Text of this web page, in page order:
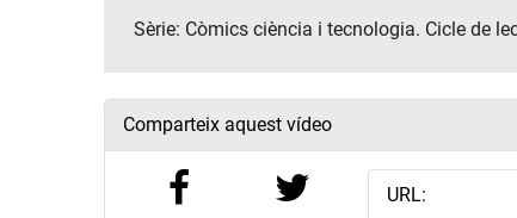
Sèrie: Còmics ciència i tecnologia. Cicle de
Comparteix aquest vídeo
URL: